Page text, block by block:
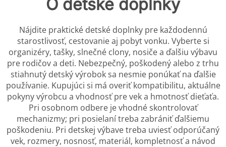
O detské doplnky
Nájdite praktické detské doplnky pre každodennú
starostlivosť, cestovanie aj pobyt vonku. Vyberte si
organizéry, tašky, slnečné clony, nosiče a ďalšiu výbavu
pre rodičov a deti. Nebezpečný, poškodený alebo z trhu
stiahnutý detský výrobok sa nesmie ponúkať na ďalšie
používanie. Kupujúci si má overiť kompatibilitu, aktuálne
pokyny výrobcu a vhodnosť pre vek a hmotnosť dieťaťa.
Pri osobnom odbere je vhodné skontrolovať
mechanizmy; pri posielaní treba zabrániť ďalšiemu
poškodeniu. Pri detskej výbave treba uviesť odporúčaný
vek, rozmery, nosnosť, materiál, kompletnosť a návod